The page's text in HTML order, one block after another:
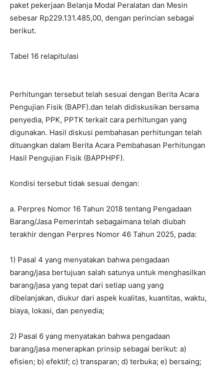
paket pekerjaan Belanja Modal Peralatan dan Mesin
sebesar Rp229.131.485,00, dengan perincian sebagai
berikut.
Tabel 16 relapitulasi
Perhitungan tersebut telah sesuai dengan Berita Acara
Pengujian Fisik (BAPF).dan telah didiskusikan bersama
penyedia, PPK, PPTK terkait cara perhitungan yang
digunakan. Hasil diskusi pembahasan perhitungan telah
dituangkan dalam Berita Acara Pembahasan Perhitungan
Hasil Pengujian Fisik (BAPPHPF).
Kondisi tersebut tidak sesuai dengan:
a. Perpres Nomor 16 Tahun 2018 tentang Pengadaan
Barang/Jasa Pemerintah sebagaimana telah diubah
terakhir dengan Perpres Nomor 46 Tahun 2025, pada:
1) Pasal 4 yang menyatakan bahwa pengadaan
barang/jasa bertujuan salah satunya untuk menghasilkan
barang/jasa yang tepat dari setiap uang yang
dibelanjakan, diukur dari aspek kualitas, kuantitas, waktu,
biaya, lokasi, dan penyedia;
2) Pasal 6 yang menyatakan bahwa pengadaan
barang/jasa menerapkan prinsip sebagai berikut: a)
efisien; b) efektif; c) transparan; d) terbuka; e) bersaing;